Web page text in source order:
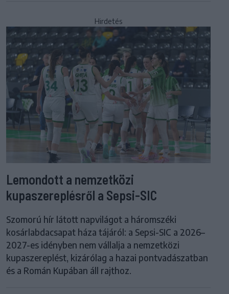
Hirdetés
Lemondott a nemzetközi
kupaszereplésről a Sepsi-SIC
Szomorú hír látott napvilágot a háromszéki
kosárlabdacsapat háza tájáról: a Sepsi-SIC a 2026–
2027-es idényben nem vállalja a nemzetközi
kupaszereplést, kizárólag a hazai pontvadászatban
és a Román Kupában áll rajthoz.